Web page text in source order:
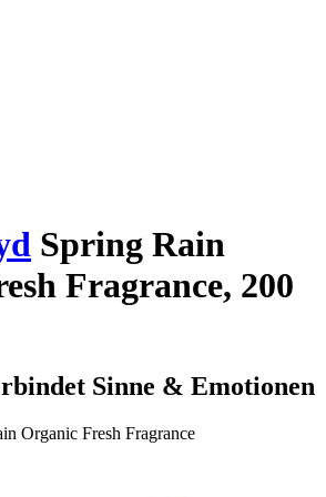
Spring Rain
Fragrance, 200
Sinne & Emotionen
Organic Fresh Fragrance